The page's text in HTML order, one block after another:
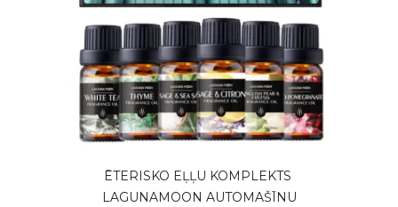
ĒTERISKO EĻĻU KOMPLEKTS ​
LAGUNAMOON AUTOMAŠĪNU